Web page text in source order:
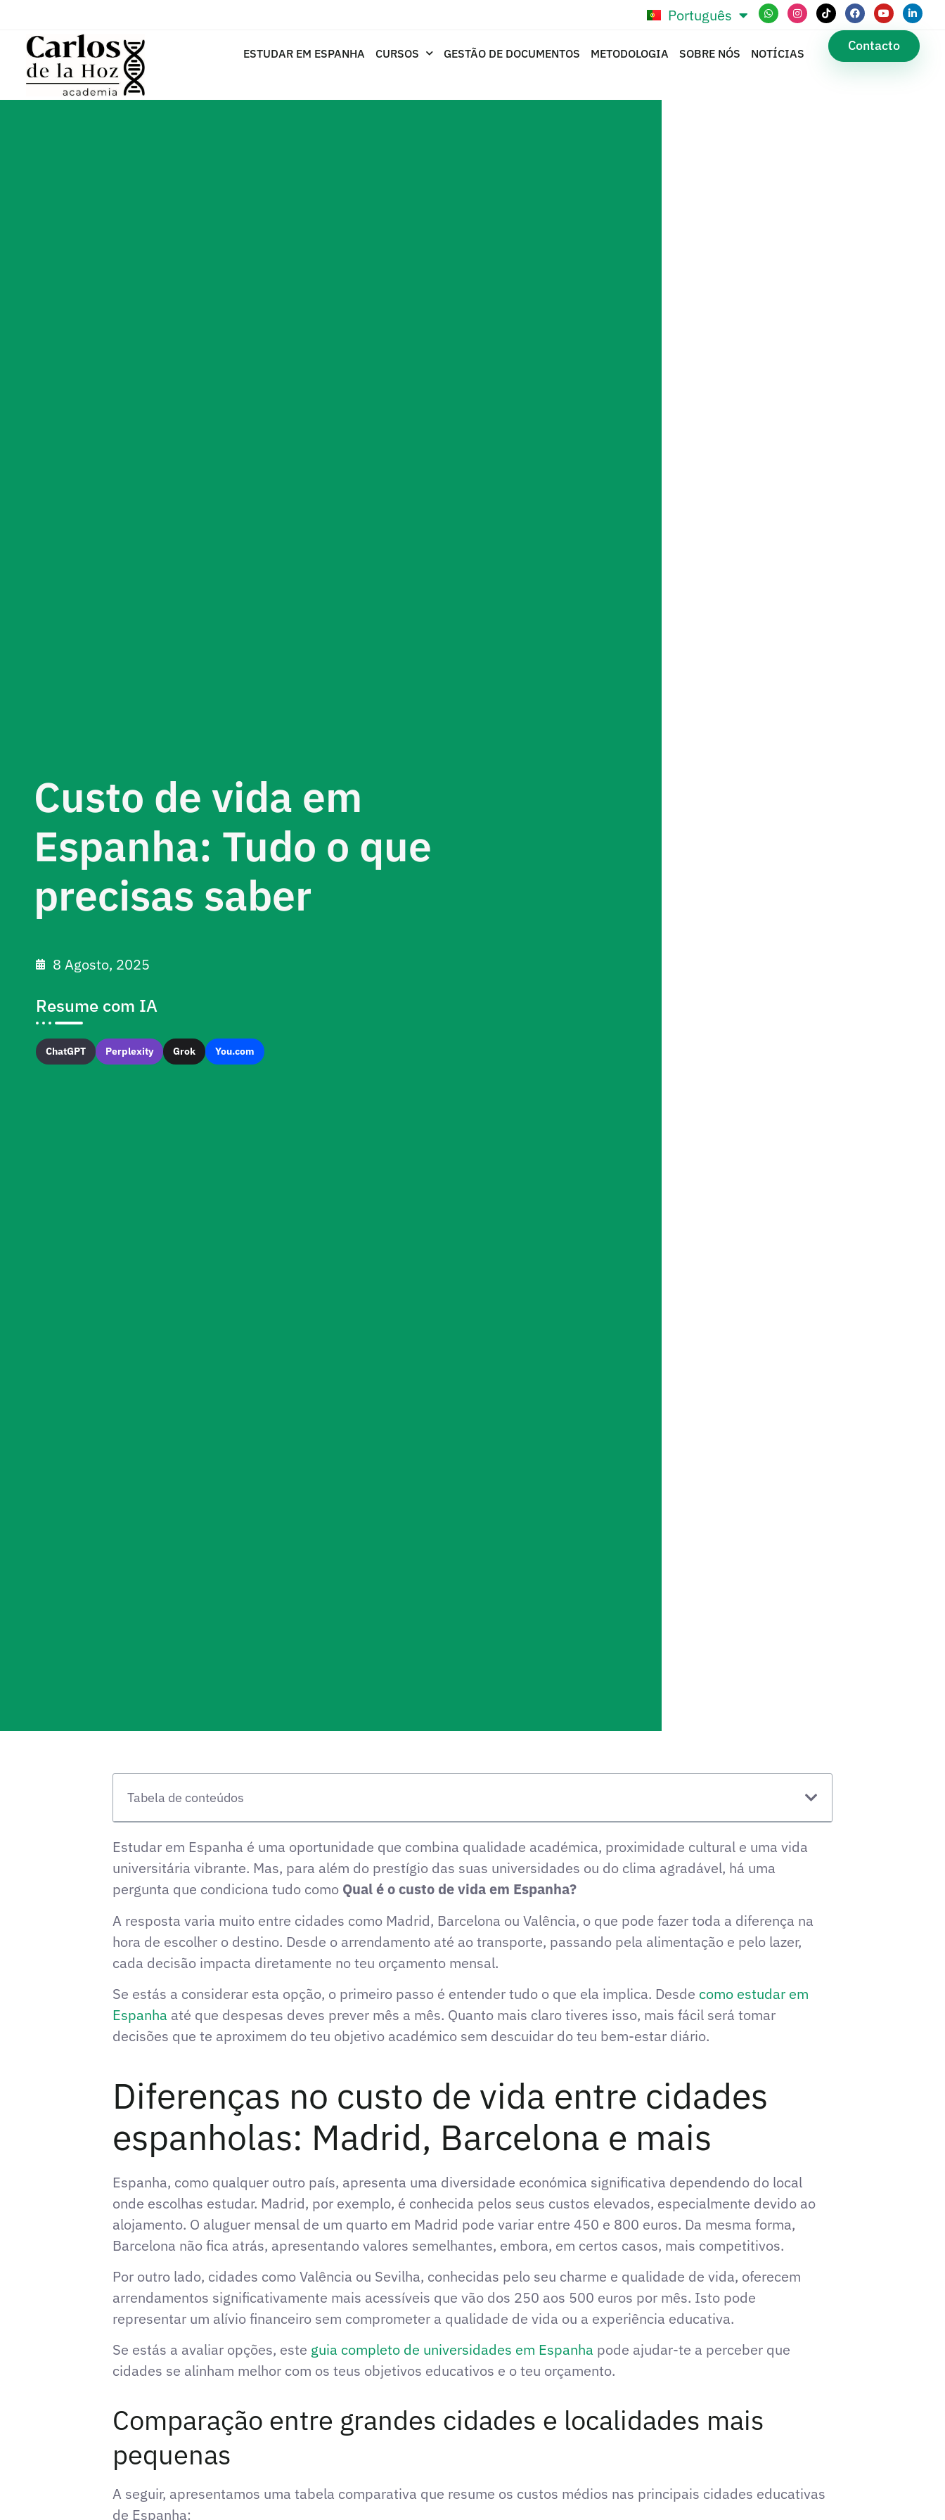
Português
Español
ESTUDAR EM ESPANHA CURSOS GESTÃO DE DOCUMENTOS METODOLOGIA SOBRE NÓS NOTÍCIAS Contacto
Custo de vida em
Espanha: Tudo o que
precisas saber
8 Agosto, 2025
Resume com IA
ChatGPT Perplexity Grok You.com
Tabela de conteúdos
Estudar em Espanha é uma oportunidade que combina qualidade académica, proximidade cultural e uma vida
universitária vibrante. Mas, para além do prestígio das suas universidades ou do clima agradável, há uma
pergunta que condiciona tudo como Qual é o custo de vida em Espanha?
A resposta varia muito entre cidades como Madrid, Barcelona ou Valência, o que pode fazer toda a diferença na
hora de escolher o destino. Desde o arrendamento até ao transporte, passando pela alimentação e pelo lazer,
cada decisão impacta diretamente no teu orçamento mensal.
Se estás a considerar esta opção, o primeiro passo é entender tudo o que ela implica. Desde como estudar em
Espanha até que despesas deves prever mês a mês. Quanto mais claro tiveres isso, mais fácil será tomar
decisões que te aproximem do teu objetivo académico sem descuidar do teu bem-estar diário.
Diferenças no custo de vida entre cidades
espanholas: Madrid, Barcelona e mais
Espanha, como qualquer outro país, apresenta uma diversidade económica significativa dependendo do local
onde escolhas estudar. Madrid, por exemplo, é conhecida pelos seus custos elevados, especialmente devido ao
alojamento. O aluguer mensal de um quarto em Madrid pode variar entre 450 e 800 euros. Da mesma forma,
Barcelona não fica atrás, apresentando valores semelhantes, embora, em certos casos, mais competitivos.
Por outro lado, cidades como Valência ou Sevilha, conhecidas pelo seu charme e qualidade de vida, oferecem
arrendamentos significativamente mais acessíveis que vão dos 250 aos 500 euros por mês. Isto pode
representar um alívio financeiro sem comprometer a qualidade de vida ou a experiência educativa.
Se estás a avaliar opções, este guia completo de universidades em Espanha pode ajudar-te a perceber que
cidades se alinham melhor com os teus objetivos educativos e o teu orçamento.
Comparação entre grandes cidades e localidades mais
pequenas
A seguir, apresentamos uma tabela comparativa que resume os custos médios nas principais cidades educativas
de Espanha: